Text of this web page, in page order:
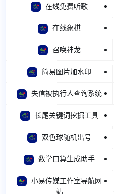
在线免费听歌
在线象棋
召唤神龙
简易图片加水印
失信被执行人查询系统
长尾关键词挖掘工具
双色球随机出号
数学口算生成助手
小易传媒工作室导航网
站